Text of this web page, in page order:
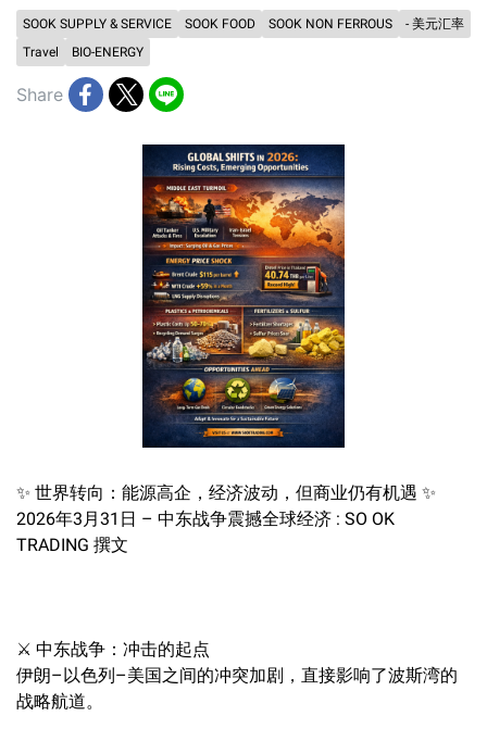
SOOK SUPPLY & SERVICE SOOK FOOD SOOK NON FERROUS
- 美元汇率
Travel
BIO-ENERGY
Share
✨ 世界转向：能源高企，经济波动，但商业仍有机遇 ✨
2026年3月31日 – 中东战争震撼全球经济 : SO OK
TRADING 撰文
⚔️ 中东战争：冲击的起点
伊朗–以色列–美国之间的冲突加剧，直接影响了波斯湾的
战略航道。